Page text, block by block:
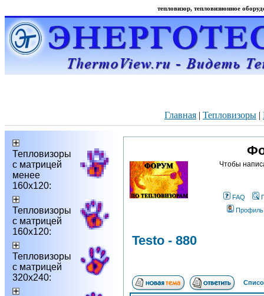
тепловизор, тепловизионное
Главная | Тепловизоры |
Тепловизоры
с матрицей
менее
160х120:
Тепловизоры
с матрицей
160х120:
Тепловизоры
с матрицей
320х240:
Чтобы
FAQ
Профиль
Testo - 880